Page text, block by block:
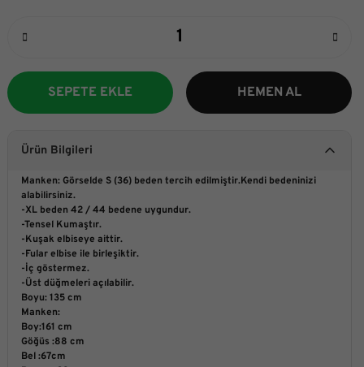
SEPETE EKLE HEMEN AL
Ürün Bilgileri
Manken: Görselde S (36) beden tercih edilmiştir.Kendi bedeninizi
alabilirsiniz.
-XL beden 42 / 44 bedene uygundur.
-Tensel Kumaştır.
-Kuşak elbiseye aittir.
-Fular elbise ile birleşiktir.
-İç göstermez.
-Üst düğmeleri açılabilir.
Boyu: 135 cm
Manken:
Boy:161 cm
Göğüs :88 cm
Bel :67cm